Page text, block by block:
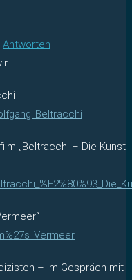
Antworten
„Beltracchi – Die Kunst
– im Gespräch mit